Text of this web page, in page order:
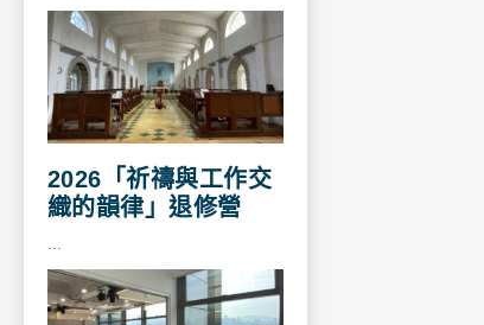
2026「祈禱與工作交
織的韻律」退修營